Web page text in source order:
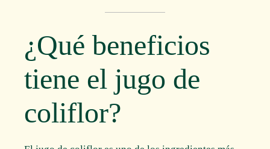
¿Qué beneficios
tiene el jugo de
coliflor?